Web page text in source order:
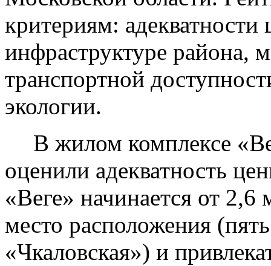
критериям:
инфраструктуре района,
транспортной
экологии.
В жилом комплексе
оценили адекватность
«Веге» начинается от
место расположения
«Чкаловская») и